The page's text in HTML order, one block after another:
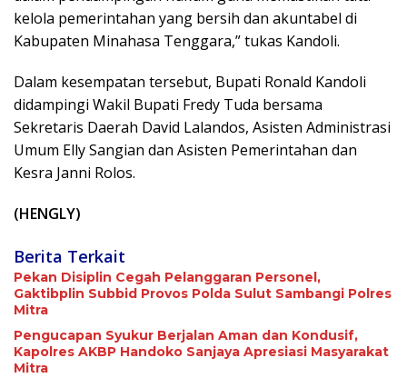
kelola pemerintahan yang bersih dan akuntabel di
Kabupaten Minahasa Tenggara,” tukas Kandoli.
Dalam kesempatan tersebut, Bupati Ronald Kandoli
didampingi Wakil Bupati Fredy Tuda bersama
Sekretaris Daerah David Lalandos, Asisten Administrasi
Umum Elly Sangian dan Asisten Pemerintahan dan
Kesra Janni Rolos.
(HENGLY)
Berita Terkait
Pekan Disiplin Cegah Pelanggaran Personel,
Gaktibplin Subbid Provos Polda Sulut Sambangi ‎Polres
Mitra
Pengucapan Syukur Berjalan Aman dan Kondusif,
Kapolres AKBP Handoko Sanjaya Apresiasi Masyarakat
Mitra